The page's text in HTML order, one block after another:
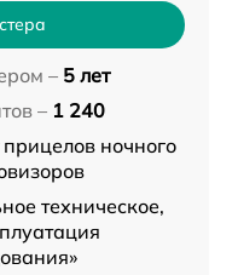
– 5 лет
– 1 240
ночного
техническое,